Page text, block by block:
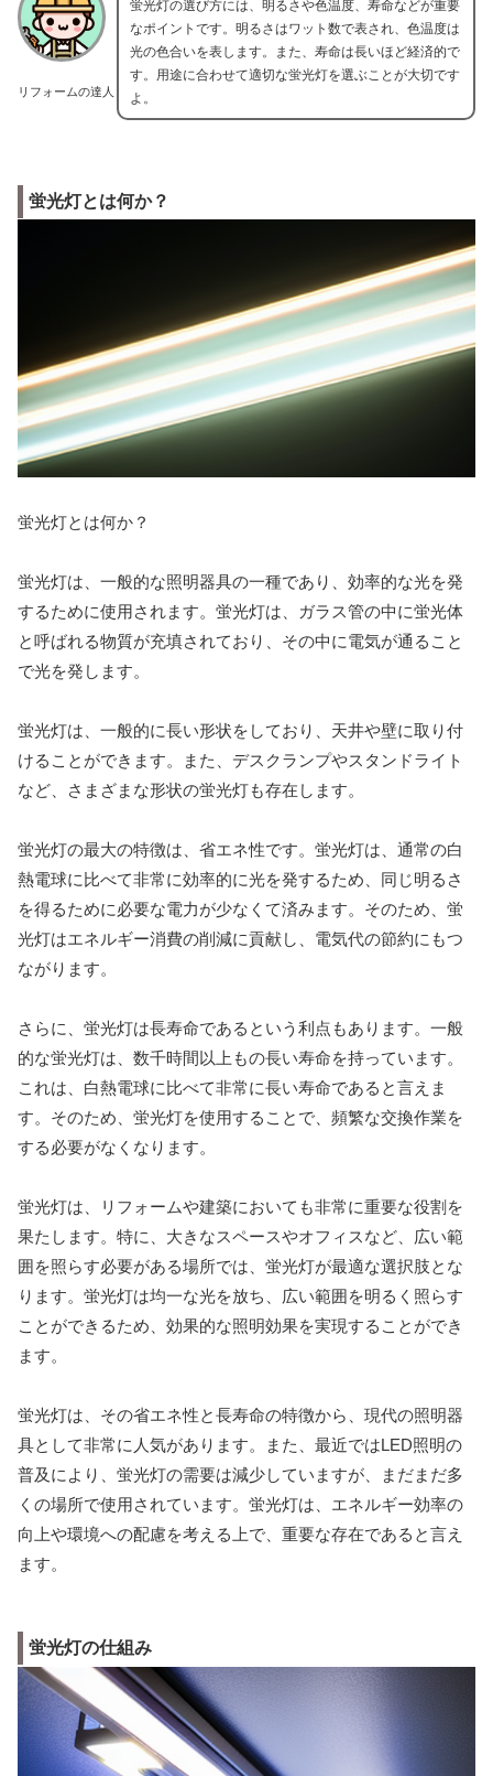
リフォームの達人
蛍光灯の選び方には、明るさや色温度、寿命などが重要
なポイントです。明るさはワット数で表され、色温度は
光の色合いを表します。また、寿命は長いほど経済的で
す。用途に合わせて適切な蛍光灯を選ぶことが大切です
よ。
蛍光灯とは何か？
蛍光灯とは何か？
蛍光灯は、一般的な照明器具の一種であり、効率的な光を発
するために使用されます。蛍光灯は、ガラス管の中に蛍光体
と呼ばれる物質が充填されており、その中に電気が通ること
で光を発します。
蛍光灯は、一般的に長い形状をしており、天井や壁に取り付
けることができます。また、デスクランプやスタンドライト
など、さまざまな形状の蛍光灯も存在します。
蛍光灯の最大の特徴は、省エネ性です。蛍光灯は、通常の白
熱電球に比べて非常に効率的に光を発するため、同じ明るさ
を得るために必要な電力が少なくて済みます。そのため、蛍
光灯はエネルギー消費の削減に貢献し、電気代の節約にもつ
ながります。
さらに、蛍光灯は長寿命であるという利点もあります。一般
的な蛍光灯は、数千時間以上もの長い寿命を持っています。
これは、白熱電球に比べて非常に長い寿命であると言えま
す。そのため、蛍光灯を使用することで、頻繁な交換作業を
する必要がなくなります。
蛍光灯は、リフォームや建築においても非常に重要な役割を
果たします。特に、大きなスペースやオフィスなど、広い範
囲を照らす必要がある場所では、蛍光灯が最適な選択肢とな
ります。蛍光灯は均一な光を放ち、広い範囲を明るく照らす
ことができるため、効果的な照明効果を実現することができ
ます。
蛍光灯は、その省エネ性と長寿命の特徴から、現代の照明器
具として非常に人気があります。また、最近ではLED照明の
普及により、蛍光灯の需要は減少していますが、まだまだ多
くの場所で使用されています。蛍光灯は、エネルギー効率の
向上や環境への配慮を考える上で、重要な存在であると言え
ます。
蛍光灯の仕組み